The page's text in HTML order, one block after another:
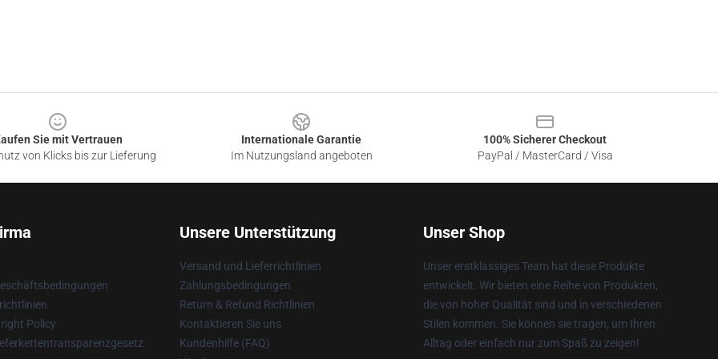
Sie mit Vertrauen
von Klicks bis zur Lieferung
Internationale Garantie
Im Nutzungsland angeboten
100% Sicherer Checkout
PayPal / MasterCard / Visa
Policy
Unsere Unterstützung
Versand und Lieferrichtlinien
Zahlungsbedingungen
Return & Refund Richtlinien
Kontaktieren Sie uns
Kundenhilfe (FAQ)
Unser Shop
Unser erstklassiges Team hat diese Produkte
entwickelt. Wir bieten eine Reihe von Produkten,
die von hoher Qualität sind und in verschiedenen
Stilen kommen. Sie können sie tragen, um Ihren
Alltag oder einfach nur zum Spaß zu zeigen!